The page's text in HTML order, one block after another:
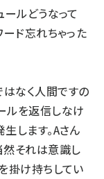
ールどうなって
ード忘れちゃった
なく人間ですの
ルを返信しなけ
します。Aさん
然それは意識し
掛け持ちしてい